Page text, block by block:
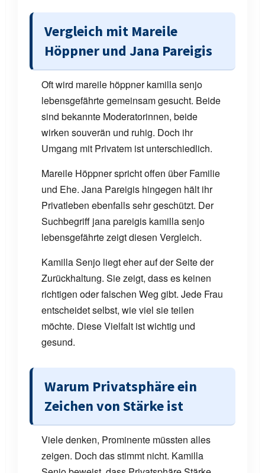
Vergleich mit Mareile
Höppner und Jana Pareigis
Oft wird mareile höppner kamilla senjo
lebensgefährte gemeinsam gesucht. Beide
sind bekannte Moderatorinnen, beide
wirken souverän und ruhig. Doch ihr
Umgang mit Privatem ist unterschiedlich.
Mareile Höppner spricht offen über Familie
und Ehe. Jana Pareigis hingegen hält ihr
Privatleben ebenfalls sehr geschützt. Der
Suchbegriff jana pareigis kamilla senjo
lebensgefährte zeigt diesen Vergleich.
Kamilla Senjo liegt eher auf der Seite der
Zurückhaltung. Sie zeigt, dass es keinen
richtigen oder falschen Weg gibt. Jede Frau
entscheidet selbst, wie viel sie teilen
möchte. Diese Vielfalt ist wichtig und
gesund.
Warum Privatsphäre ein
Zeichen von Stärke ist
Viele denken, Prominente müssten alles
zeigen. Doch das stimmt nicht. Kamilla